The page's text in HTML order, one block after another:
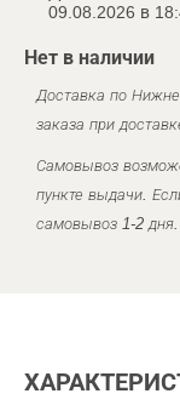
09.08.2026 в
Нет в наличии
Доставка по
заказа при
Самовывоз
пункте выдачи.
самовывоз 1-2 дня.